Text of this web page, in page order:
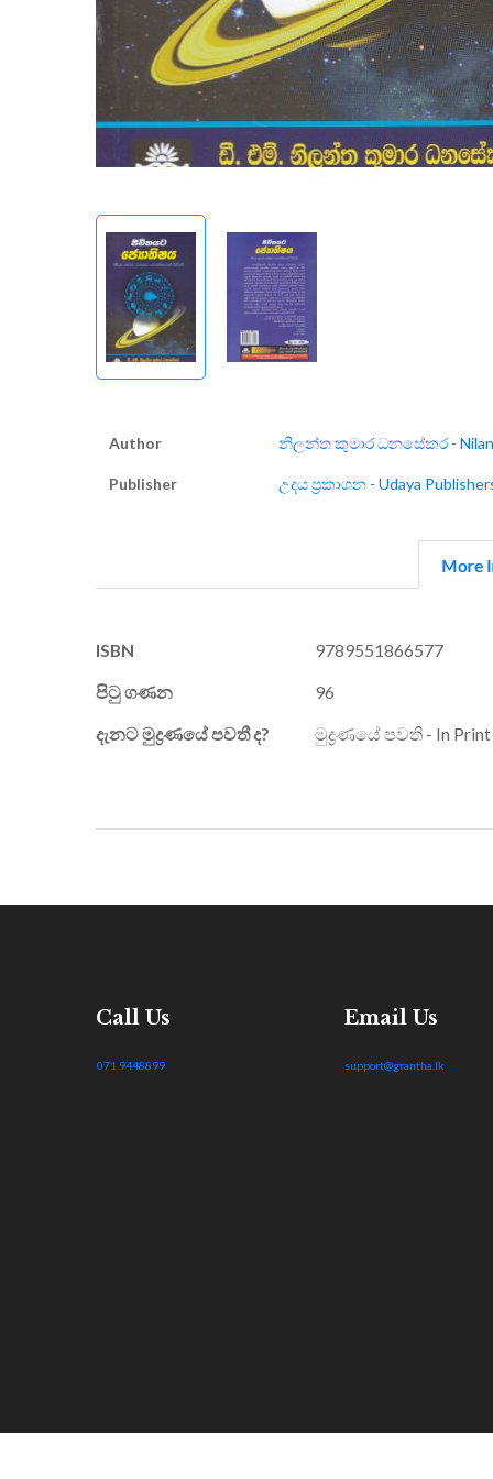
Author නිලන්ත කුමාර ධනසේකර -
Publisher උදය ප්‍රකාශන - Udaya
More
More
ISBN
9789551866577
පිටු ගණන
96
දැනට මුද්‍රණයේ පවතී ද?
මුද්‍රණයේ පවති - In Print
Call Us
071 9448899
Email Us
support@grantha.lk